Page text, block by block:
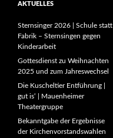
AKTUELLES
Sternsinger 2026 | Schule statt
Fabrik – Sternsingen gegen
Kinderarbeit
Gottesdienst zu Weihnachten
2025 und zum Jahreswechsel
Die Kuscheltier Entführung |
gut is‘ | Mauenheimer
Theatergruppe
Bekanntgabe der Ergebnisse
der Kirchenvorstandswahlen